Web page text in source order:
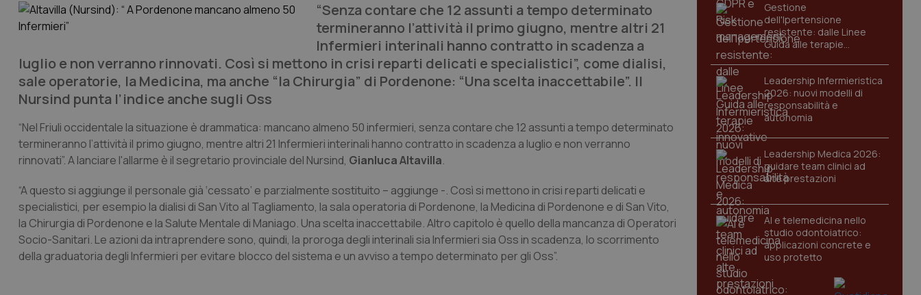
“Senza contare che 12 assunti a tempo determinato
termineranno l’attività il primo giugno, mentre altri 21
Infermieri interinali hanno contratto in scadenza a
luglio e non verranno rinnovati. Così si mettono in crisi reparti delicati e specialistici”, come dialisi,
sale operatorie, la Medicina, ma anche “la Chirurgia” di Pordenone: “Una scelta inaccettabile”. Il
Nursind punta l’indice anche sugli Oss
“Nel Friuli occidentale la situazione è drammatica: mancano almeno 50 infermieri, senza contare che 12 assunti a tempo determinato
termineranno l’attività il primo giugno, mentre altri 21 Infermieri interinali hanno contratto in scadenza a luglio e non verranno
rinnovati”. A lanciare l'allarme è il segretario provinciale del Nursind, Gianluca Altavilla.
“A questo si aggiunge il personale già ‘cessato’ e parzialmente sostituito – aggiunge -. Così si mettono in crisi reparti delicati e
specialistici, per esempio la dialisi di San Vito al Tagliamento, la sala operatoria di Pordenone, la Medicina di Pordenone e di San Vito,
la Chirurgia di Pordenone e la Salute Mentale di Maniago. Una scelta inaccettabile. Altro capitolo è quello della mancanza di Operatori
Socio-Sanitari. Le azioni da intraprendere sono, quindi, la proroga degli interinali sia Infermieri sia Oss in scadenza, lo scorrimento
della graduatoria degli Infermieri per evitare blocco del sistema e un avviso a tempo determinato per gli Oss”.
Gestione
dell'Ipertensione
resistente: dalle Linee
Guida alle terapie
innovative
Leadership Infermieristica
2026: nuovi modelli di
responsabilità e
autonomia
Leadership Medica 2026:
guidare team clinici ad
alte prestazioni
AI e telemedicina nello
studio odontoiatrico:
applicazioni concrete e
uso protetto